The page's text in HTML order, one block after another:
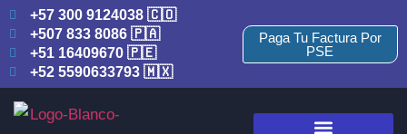
+57 300 9124038 🇨🇴
+507 833 8086 🇵🇦
+51 16409670 🇵🇪
+52 5590633793 🇲🇽
Paga Tu Factura Por
PSE